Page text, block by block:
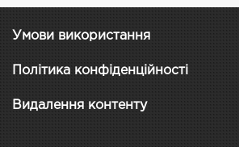
Умови використання
Політика конфіденційності
Видалення контенту